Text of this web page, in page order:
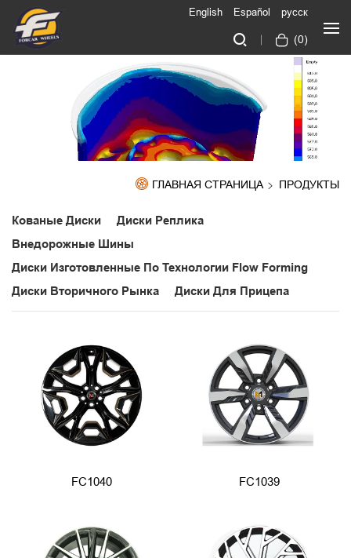
(0)
English Español русск
ГЛАВНАЯ СТРАНИЦА ПРОДУКТЫ
Кованые Диски
Диски Реплика
Внедорожные Шины
Диски Изготовленные По Технологии Flow Forming
Диски Вторичного Рынка
Диски Для Прицепа
FC1040 FC1039